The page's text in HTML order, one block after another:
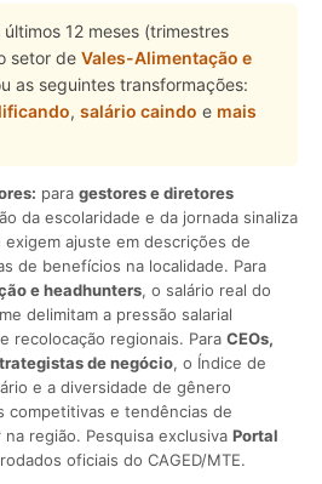
últimos 12 meses (trimestres
setor de Vales-Alimentação e
as seguintes transformações:
, salário caindo e mais
para gestores e diretores
da escolaridade e da jornada sinaliza
ajuste em descrições de
de benefícios na localidade. Para
e headhunters, o salário real do
delimitam a pressão salarial
recolocação regionais. Para CEOs,
de negócio, o Índice de
e a diversidade de gênero
competitivas e tendências de
região. Pesquisa exclusiva Portal
oficiais do CAGED/MTE.